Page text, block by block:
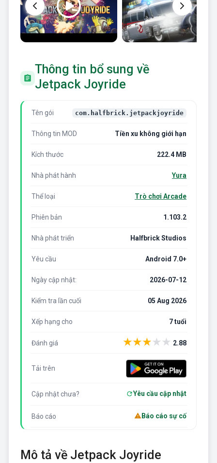
Thông tin bổ sung về
Jetpack Joyride
Tên gói com.halfbrick.jetpackjoyride
Thông tin MOD Tiền xu không giới hạn
Kích thước 222.4 MB
Nhà phát hành Yura
Thể loại Trò chơi Arcade
Phiên bản 1.103.2
Nhà phát triển Halfbrick Studios
Yêu cầu Android 7.0+
Ngày cập nhật: 2026-07-12
Kiểm tra lần cuối 05 Aug 2026
Xếp hạng cho 7 tuổi
Đánh giá ★★★★★ 2.88
Tải trên
Cập nhật chưa? Yêu cầu cập nhật
Báo cáo Báo cáo sự cố
Mô tả về Jetpack Joyride